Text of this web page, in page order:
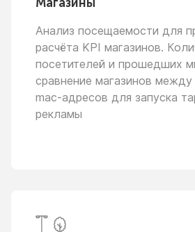
Анализ посещаемости для
расчёта KPI магазинов.
посетителей и прошедших
сравнение магазинов
mac-адресов для запуска
рекламы